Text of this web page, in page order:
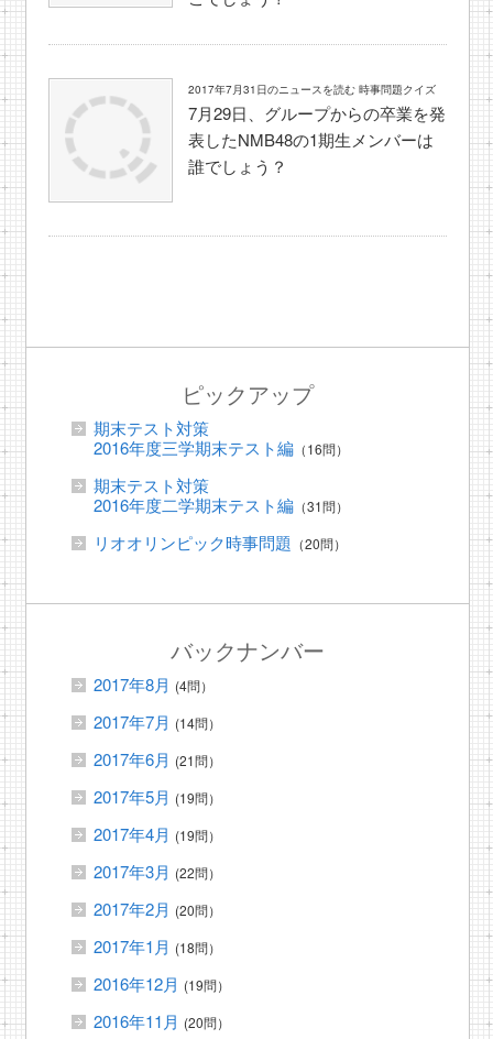
2017年7月31日のニュースを読む 時事問題クイズ
7月29日、グループからの卒業を発
表したNMB48の1期生メンバーは
誰でしょう？
ピックアップ
期末テスト対策
2016年度三学期末テスト編（16問）
期末テスト対策
2016年度二学期末テスト編（31問）
リオオリンピック時事問題 （20問）
バックナンバー
2017年8月 (4問）
2017年7月 (14問）
2017年6月 (21問）
2017年5月 (19問）
2017年4月 (19問）
2017年3月 (22問）
2017年2月 (20問）
2017年1月 (18問）
2016年12月 (19問）
2016年11月 (20問）